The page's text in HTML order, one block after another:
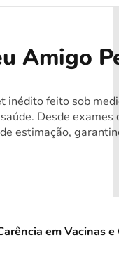
Amigo
inédito feito sob
Desde
estimação,
em Vacinas